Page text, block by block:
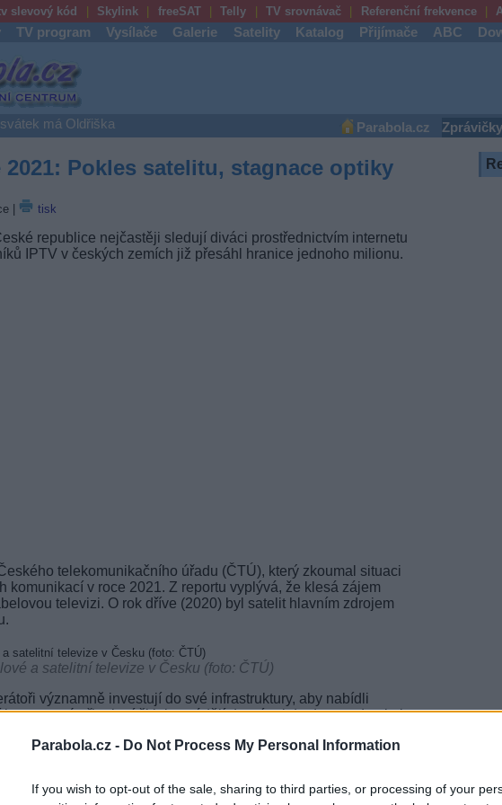
Parabola.cz - Do Not Process My Personal Information
If you wish to opt-out of the sale, sharing to third parties, or processing of your
slevový kód Skylink freeSAT Telly TV srovnávač Referenční frekvence
TV program Vysílače Galerie Satelity Katalog Přijímače ABC
má Oldřiška Parabola.cz Zprávičky
2021: Pokles satelitu, stagnace optiky
| tisk
republice nejčastěji sledují diváci prostřednictvím internetu
IPTV v českých zemích již přesáhl hranice jednoho milionu.
telekomunikačního úřadu (ČTÚ), který zkoumal situaci
komunikací v roce 2021. Z reportu vyplývá, že klesá zájem
televizi. O rok dříve (2020) byl satelit hlavním zdrojem
a satelitní televize v Česku (foto: ČTÚ)
významně investují do své infrastruktury, aby nabídli
připojení či jej zavádějí do míst, kde doposud nebyl
infrastruktury v Česku (foto: ČTÚ)